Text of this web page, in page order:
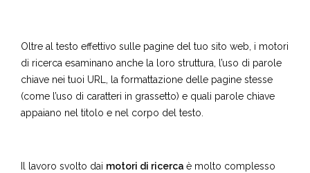
Oltre al testo effettivo sulle pagine del tuo sito web, i motori
di ricerca esaminano anche la loro struttura, l’uso di parole
chiave nei tuoi URL, la formattazione delle pagine stesse
(come l’uso di caratteri in grassetto) e quali parole chiave
appaiano nel titolo e nel corpo del testo.
Il lavoro svolto dai motori di ricerca è molto complesso